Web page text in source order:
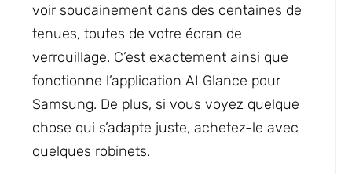
voir soudainement dans des centaines de
tenues, toutes de votre écran de
verrouillage. C’est exactement ainsi que
fonctionne l’application AI Glance pour
Samsung. De plus, si vous voyez quelque
chose qui s’adapte juste, achetez-le avec
quelques robinets.